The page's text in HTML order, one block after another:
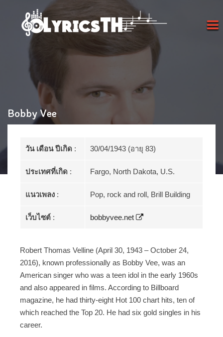
Bobby Vee
วัน เดือน ปีเกิด : 30/04/1943 (อายุ 83)
ประเทศที่เกิด : Fargo, North Dakota, U.S.
แนวเพลง : Pop, rock and roll, Brill Building
เว็บไซต์ : bobbyvee.net
Robert Thomas Velline (April 30, 1943 – October 24,
2016), known professionally as Bobby Vee, was an
American singer who was a teen idol in the early 1960s
and also appeared in films. According to Billboard
magazine, he had thirty-eight Hot 100 chart hits, ten of
which reached the Top 20. He had six gold singles in his
career.